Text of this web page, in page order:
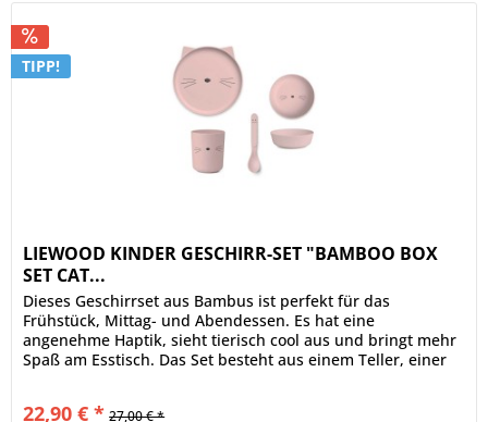
TIPP!
LIEWOOD KINDER GESCHIRR-SET "BAMBOO BOX
SET CAT...
Dieses Geschirrset aus Bambus ist perfekt für das
Frühstück, Mittag- und Abendessen. Es hat eine
angenehme Haptik, sieht tierisch cool aus und bringt mehr
Spaß am Esstisch. Das Set besteht aus einem Teller, einer
22,90 € * 27,00 € *